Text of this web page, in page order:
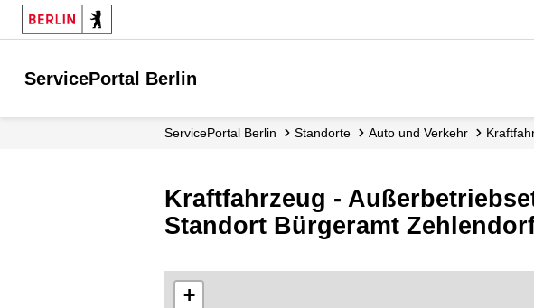
ServicePortal Berlin
ServicePortal Berlin Standorte Auto und Verkehr
Kraftfahrzeug -
Standort Bürgeramt
+